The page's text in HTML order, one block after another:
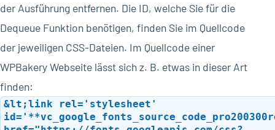
der Ausführung entfernen. Die ID, welche Sie für die
Dequeue Funktion benötigen, finden Sie im Quellcode
der jeweiligen CSS-Dateien. Im Quellcode einer
WPBakery Webseite lässt sich z. B. etwas in dieser Art
finden:
&lt;link rel='stylesheet'